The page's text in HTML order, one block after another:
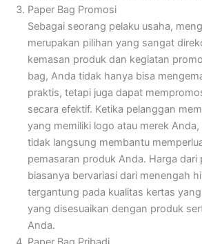
Paper Bag Promosi
Sebagai seorang pelaku usaha,
merupakan pilihan yang sangat
kemasan produk dan kegiatan
bag, Anda tidak hanya bisa
praktis, tetapi juga dapat
secara efektif. Ketika pelanggan
yang memiliki logo atau merek Anda,
tidak langsung membantu
pemasaran produk Anda. Harga
biasanya bervariasi dari menengah
tergantung pada kualitas kertas
yang disesuaikan dengan produk
Anda.